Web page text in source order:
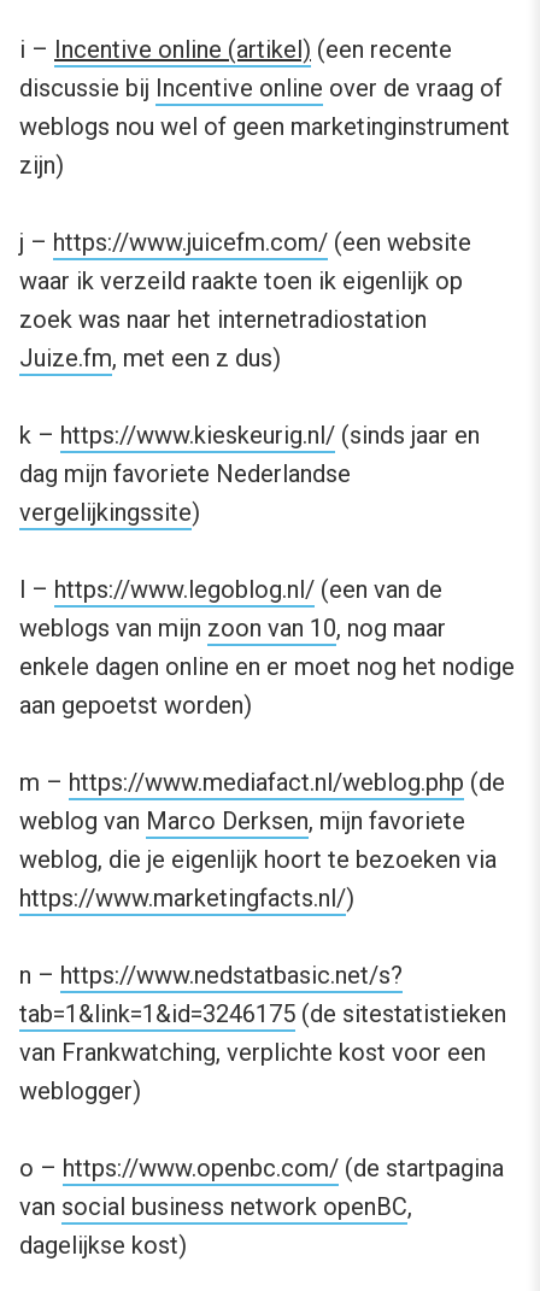
i – Incentive online (artikel) (een recente
discussie bij Incentive online over de vraag of
weblogs nou wel of geen marketinginstrument
zijn)
j – https://www.juicefm.com/ (een website
waar ik verzeild raakte toen ik eigenlijk op
zoek was naar het internetradiostation
Juize.fm, met een z dus)
k – https://www.kieskeurig.nl/ (sinds jaar en
dag mijn favoriete Nederlandse
vergelijkingssite)
l – https://www.legoblog.nl/ (een van de
weblogs van mijn zoon van 10, nog maar
enkele dagen online en er moet nog het nodige
aan gepoetst worden)
m – https://www.mediafact.nl/weblog.php (de
weblog van Marco Derksen, mijn favoriete
weblog, die je eigenlijk hoort te bezoeken via
https://www.marketingfacts.nl/)
n – https://www.nedstatbasic.net/s?
tab=1&link=1&id=3246175 (de sitestatistieken
van Frankwatching, verplichte kost voor een
weblogger)
o – https://www.openbc.com/ (de startpagina
van social business network openBC,
dagelijkse kost)